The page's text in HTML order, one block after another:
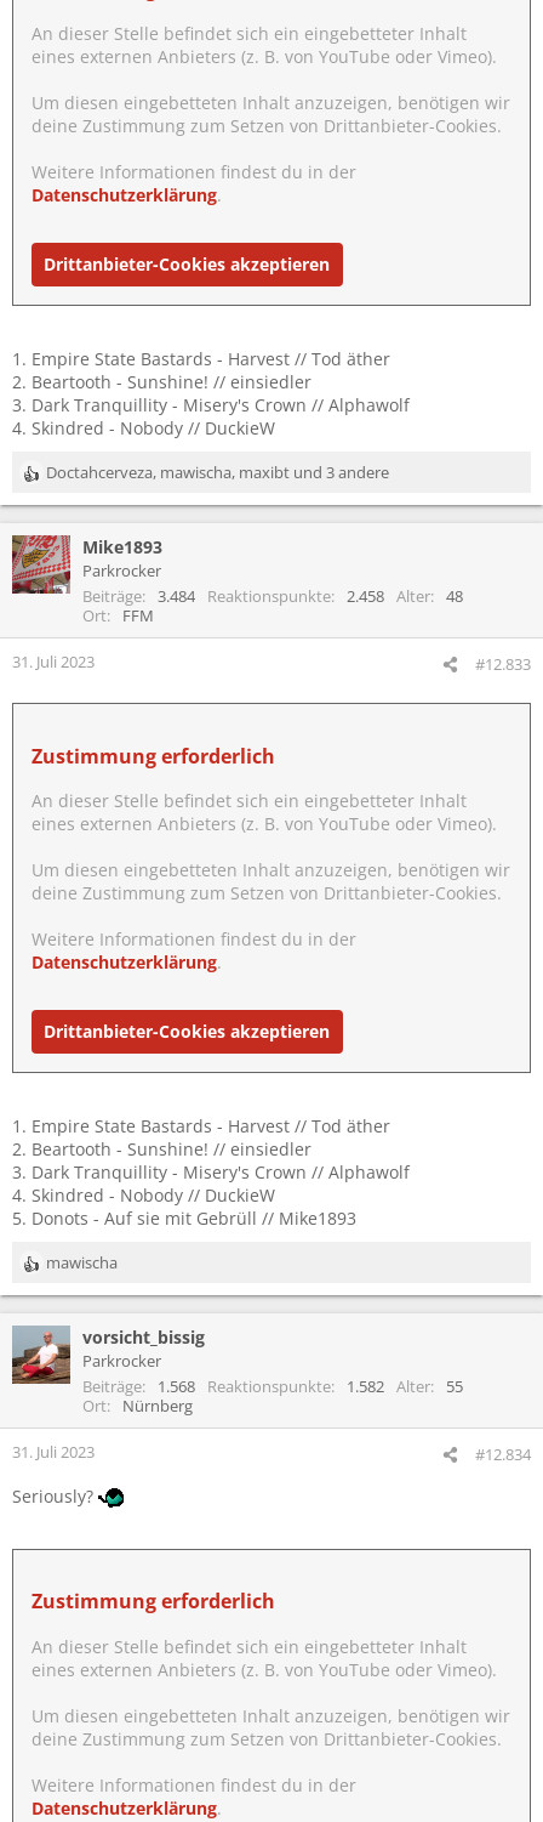
An dieser Stelle befindet sich ein eingebetteter Inhalt
eines externen Anbieters (z. B. von YouTube oder Vimeo).
Um diesen eingebetteten Inhalt anzuzeigen, benötigen wir
deine Zustimmung zum Setzen von Drittanbieter-Cookies.
Weitere Informationen findest du in der
Datenschutzerklärung.
Drittanbieter-Cookies akzeptieren
1. Empire State Bastards - Harvest // Tod äther
2. Beartooth - Sunshine! // einsiedler
3. Dark Tranquillity - Misery's Crown // Alphawolf
4. Skindred - Nobody // DuckieW
R
e
k
t
i
n
e
:
Doctahcerveza, mawischa, maxibt und 3 andere
Mike1893
Parkrocker
Beiträge
3.484 Reaktionspunkte 2.458 Alter
48
Ort
FFM
31. Juli 2023 #12.833
Zustimmung erforderlich
An dieser Stelle befindet sich ein eingebetteter Inhalt
eines externen Anbieters (z. B. von YouTube oder Vimeo).
Um diesen eingebetteten Inhalt anzuzeigen, benötigen wir
deine Zustimmung zum Setzen von Drittanbieter-Cookies.
Weitere Informationen findest du in der
Datenschutzerklärung.
Drittanbieter-Cookies akzeptieren
1. Empire State Bastards - Harvest // Tod äther
2. Beartooth - Sunshine! // einsiedler
3. Dark Tranquillity - Misery's Crown // Alphawolf
4. Skindred - Nobody // DuckieW
5. Donots - Auf sie mit Gebrüll // Mike1893
R
e
t
i
n
e
:
mawischa
vorsicht_bissig
Parkrocker
Beiträge
1.568 Reaktionspunkte 1.582 Alter
55
Ort
Nürnberg
31. Juli 2023 #12.834
Seriously?
Zustimmung erforderlich
An dieser Stelle befindet sich ein eingebetteter Inhalt
eines externen Anbieters (z. B. von YouTube oder Vimeo).
Um diesen eingebetteten Inhalt anzuzeigen, benötigen wir
deine Zustimmung zum Setzen von Drittanbieter-Cookies.
Weitere Informationen findest du in der
Datenschutzerklärung.